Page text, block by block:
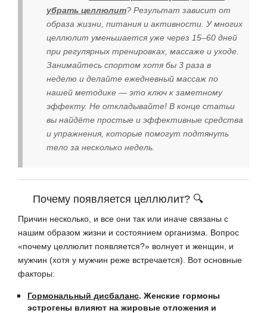
убрать целлюлит? Результат зависит от
образа жизни, питания и активности. У многих
целлюлит уменьшается уже через 15–60 дней
при регулярных тренировках, массаже и уходе.
Занимайтесь спортом хотя бы 3 раза в
неделю и делайте ежедневный массаж по
нашей методике — это ключ к заметному
эффекту. Не откладывайте! В конце статьи
вы найдёте простые и эффективные средства
и упражнения, которые помогут подтянуть
тело за несколько недель.
Почему появляется целлюлит? 🔍
Причин несколько, и все они так или иначе связаны с
нашим образом жизни и состоянием организма. Вопрос
«почему целлюлит появляется?» волнует и женщин, и
мужчин (хотя у мужчин реже встречается). Вот основные
факторы:
Гормональный дисбаланс. Женские гормоны
эстрогены влияют на жировые отложения и